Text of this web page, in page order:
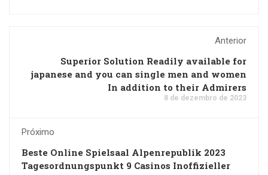
Anterior
Superior Solution Readily available for
japanese and you can single men and women
In addition to their Admirers
8 de dezembro de 2023
Próximo
Beste Online Spielsaal Alpenrepublik 2023
Tagesordnungspunkt 9 Casinos Inoffizieller